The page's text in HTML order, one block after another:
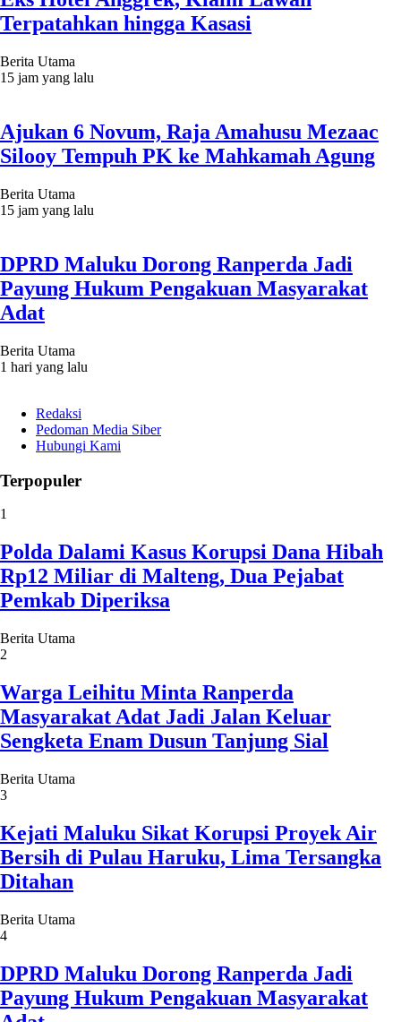
Terpatahkan hingga Kasasi
Berita Utama
15 jam yang lalu
Ajukan 6 Novum, Raja Amahusu Mezaac
Silooy Tempuh PK ke Mahkamah Agung
Berita Utama
15 jam yang lalu
DPRD Maluku Dorong Ranperda Jadi
Payung Hukum Pengakuan Masyarakat
Adat
Berita Utama
1 hari yang lalu
Redaksi
Pedoman Media Siber
Hubungi Kami
Terpopuler
1
Polda Dalami Kasus Korupsi Dana Hibah
Rp12 Miliar di Malteng, Dua Pejabat
Pemkab Diperiksa
Berita Utama
2
Warga Leihitu Minta Ranperda
Masyarakat Adat Jadi Jalan Keluar
Sengketa Enam Dusun Tanjung Sial
Berita Utama
3
Kejati Maluku Sikat Korupsi Proyek Air
Bersih di Pulau Haruku, Lima Tersangka
Ditahan
Berita Utama
4
DPRD Maluku Dorong Ranperda Jadi
Payung Hukum Pengakuan Masyarakat